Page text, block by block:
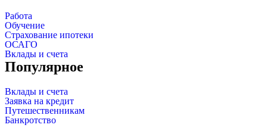
Работа
Обучение
Страхование ипотеки
ОСАГО
Вклады и счета
Популярное
Вклады и счета
Заявка на кредит
Путешественникам
Банкротство